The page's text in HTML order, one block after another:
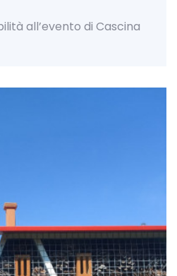
all’evento di Cascina